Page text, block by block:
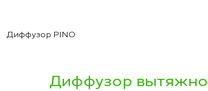
Диффузор PINO
Диффузор